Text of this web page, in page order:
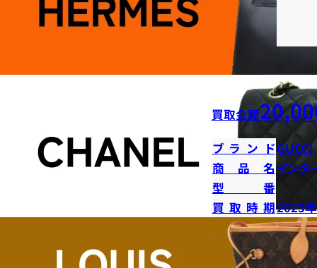
買取金額
ブランドGUCCI
商品名 インタ
型番
買取時期2025